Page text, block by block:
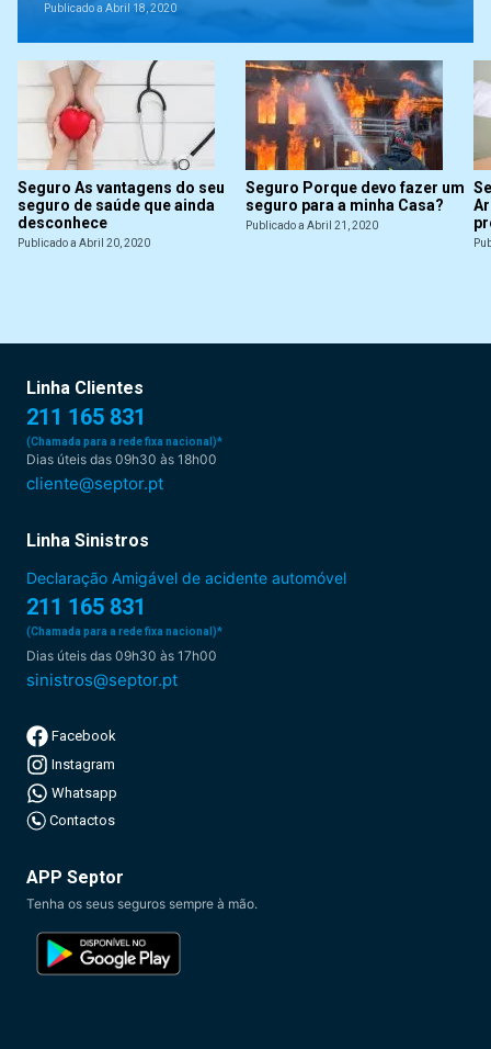
Publicado a Abril 18, 2020
Seguro As vantagens do seu
seguro de saúde que ainda
desconhece
Publicado a Abril 20, 2020
Seguro Porque devo fazer um
seguro para a minha Casa?
Publicado a Abril 21, 2020
Linha Clientes
211 165 831
(Chamada para a rede fixa nacional)*
Dias úteis das 09h30 às 18h00
cliente@septor.pt
Linha Sinistros
Declaração Amigável de acidente automóvel
211 165 831
(Chamada para a rede fixa nacional)*
Dias úteis das 09h30 às 17h00
sinistros@septor.pt
Facebook
Instagram
Whatsapp
Contactos
APP Septor
Tenha os seus seguros sempre à mão.